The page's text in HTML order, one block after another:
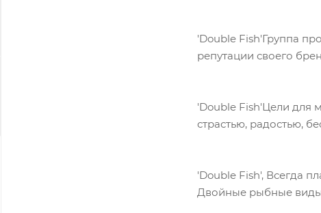
'Double Fish'Группа
репутации своего
'Double Fish'Цели для
страстью, радостью,
'Double Fish', Всегда
Двойные рыбные виды